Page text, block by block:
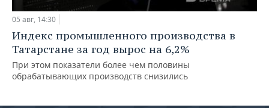
05 авг, 14:30
Индекс промышленного производства в
Татарстане за год вырос на 6,2%
При этом показатели более чем половины
обрабатывающих производств снизились